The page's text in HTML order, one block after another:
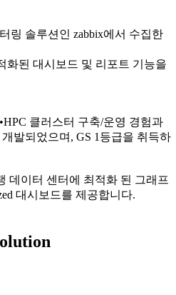
링 솔루션인 zabbix에서 수집한
화된 대시보드 및 리포트 기능을
클러스터 구축/운영 경험과
발되었으며, GS 1등급을 취득하
데이터 센터에 최적화 된 그래프
대시보드를 제공합니다.